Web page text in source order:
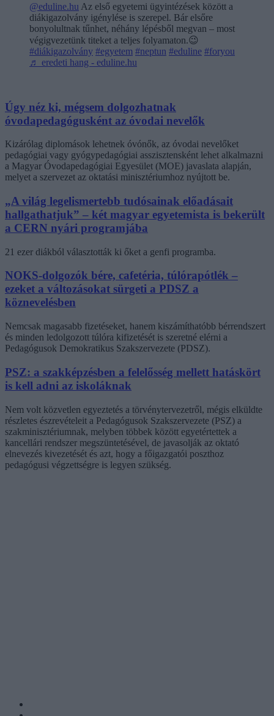
@eduline.hu Az első egyetemi ügyintézések között a
diákigazolvány igénylése is szerepel. Bár elsőre
bonyolultnak tűnhet, néhány lépésből megvan – most
végigvezetünk titeket a teljes folyamaton.😉
#diákigazolvány #egyetem #neptun #eduline #foryou
♬ eredeti hang - eduline.hu
Úgy néz ki, mégsem dolgozhatnak
óvodapedagógusként az óvodai nevelők
Kizárólag diplomások lehetnek óvónők, az óvodai nevelőket
pedagógiai vagy gyógypedagógiai asszisztensként lehet alkalmazni
a Magyar Óvodapedagógiai Egyesület (MOE) javaslata alapján,
melyet a szervezet az oktatási minisztériumhoz nyújtott be.
„A világ legelismertebb tudósainak előadásait
hallgathatjuk” – két magyar egyetemista is bekerült
a CERN nyári programjába
21 ezer diákból választották ki őket a genfi programba.
NOKS-dolgozók bére, cafetéria, túlórapótlék –
ezeket a változásokat sürgeti a PDSZ a
köznevelésben
Nemcsak magasabb fizetéseket, hanem kiszámíthatóbb bérrendszert
és minden ledolgozott túlóra kifizetését is szeretné elérni a
Pedagógusok Demokratikus Szakszervezete (PDSZ).
PSZ: a szakképzésben a felelősség mellett hatáskört
is kell adni az iskoláknak
Nem volt közvetlen egyeztetés a törvénytervezetről, mégis elküldte
részletes észrevételeit a Pedagógusok Szakszervezete (PSZ) a
szakminisztériumnak, melyben többek között egyetértettek a
kancellári rendszer megszüntetésével, de javasolják az oktató
elnevezés kivezetését és azt, hogy a főigazgatói poszthoz
pedagógusi végzettségre is legyen szükség.